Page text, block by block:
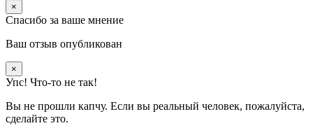
×
Спасибо за ваше мнение
Ваш отзыв опубликован
×
Упс! Что-то не так!
Вы не прошли капчу. Если вы реальный человек, пожалуйста,
сделайте это.